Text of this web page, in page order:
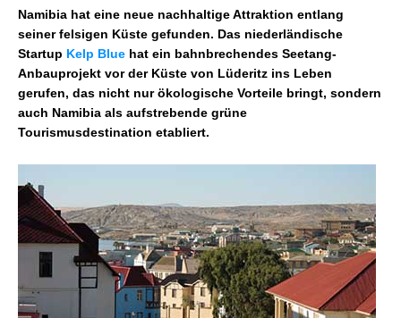
Namibia hat eine neue nachhaltige Attraktion entlang
seiner felsigen Küste gefunden. Das niederländische
Startup Kelp Blue hat ein bahnbrechendes Seetang-
Anbauprojekt vor der Küste von Lüderitz ins Leben
gerufen, das nicht nur ökologische Vorteile bringt, sondern
auch Namibia als aufstrebende grüne
Tourismusdestination etabliert.